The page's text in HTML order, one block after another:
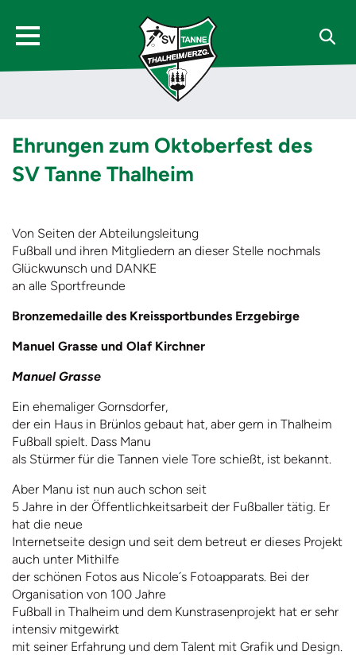
Ehrungen zum Oktoberfest des
SV Tanne Thalheim
Von Seiten der Abteilungsleitung
Fußball und ihren Mitgliedern an dieser Stelle nochmals
Glückwunsch und DANKE
an alle Sportfreunde
Bronzemedaille des Kreissportbundes Erzgebirge
Manuel Grasse und Olaf Kirchner
Manuel Grasse
Ein ehemaliger Gornsdorfer,
der ein Haus in Brünlos gebaut hat, aber gern in Thalheim
Fußball spielt. Dass Manu
als Stürmer für die Tannen viele Tore schießt, ist bekannt.
Aber Manu ist nun auch schon seit
5 Jahre in der Öffentlichkeitsarbeit der Fußballer tätig. Er
hat die neue
Internetseite design und seit dem betreut er dieses Projekt
auch unter Mithilfe
der schönen Fotos aus Nicole´s Fotoapparats. Bei der
Organisation von 100 Jahre
Fußball in Thalheim und dem Kunstrasenprojekt hat er sehr
intensiv mitgewirkt
mit seiner Erfahrung und dem Talent mit Grafik und Design.